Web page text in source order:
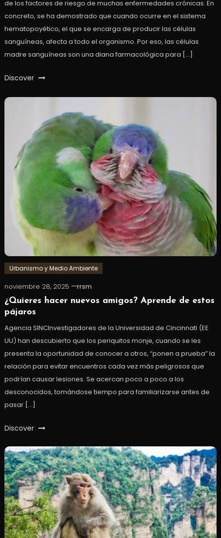
de los factores de riesgo de muchas enfermedades crónicas. En
concreto, se ha demostrado que cuando ocurre en el sistema
hematopoyético, el que se encarga de producir las células
sanguíneas, afecta a todo el organismo. Por eso, las células
madre sanguíneas son una diana farmacológica para […]
Discover
Urbanismo y Medio Ambiente
noviembre 28, 2025
rrsm
¿Quieres hacer nuevos amigos? Aprende de estos
pájaros
Agencia SINCInvestigadores de la Universidad de Cincinnati (EE
UU) han descubierto que los periquitos monje, cuando se les
presenta la oportunidad de conocer a otros, “ponen a prueba” la
relación para evitar encuentros cada vez más peligrosos que
podrían causar lesiones. Se acercan poco a poco a los
desconocidos, tomándose tiempo para familiarizarse antes de
pasar […]
Discover